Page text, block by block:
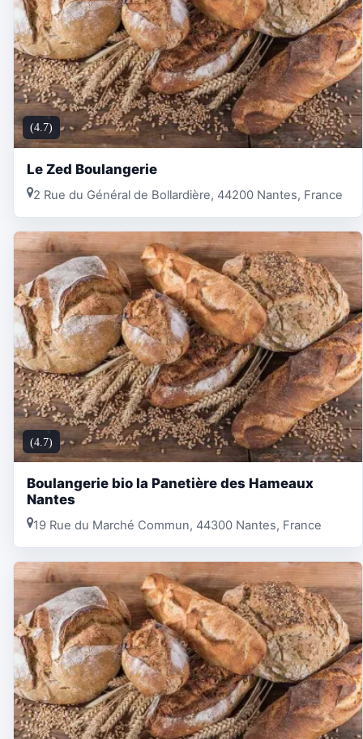
(4.7)
Le Zed Boulangerie
2 Rue du Général de Bollardière, 44200 Nantes, France
(4.7)
Boulangerie bio la Panetière des Hameaux
Nantes
19 Rue du Marché Commun, 44300 Nantes, France